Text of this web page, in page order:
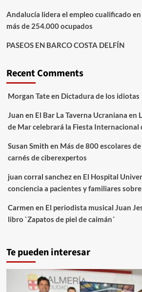
Andalucía lidera el empleo cualificado
más de 254.000 ocupados
PASEOS EN BARCO COSTA DELFÍN
Recent Comments
Morgan Tateen Dictadura de los idiotas
Juan en El Bar La Taverna Ucraniana en
de Mar celebrará la Fiesta Internacional
Susan Smith en Más de 800 escolares
carnés de ciberexpertos
juan corral sanchezen El Hospital
conciencia a pacientes y familiares
Carmen en El periodista musical Juan
libro `Zapatos de piel de caimán´
Te pueden interesar